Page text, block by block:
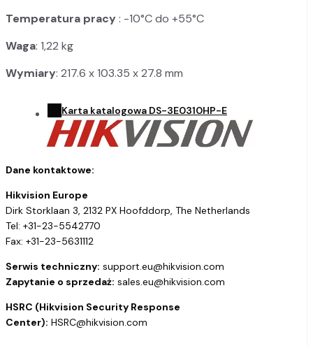
Temperatura pracy : -10°C do +55°C
Waga: 1,22 kg
Wymiary: 217.6 x 103.35 x 27.8 mm
Karta katalogowa DS-3E0310HP-E
Dane kontaktowe:
Hikvision Europe
Dirk Storklaan 3, 2132 PX Hoofddorp, The Netherlands
Tel: +31-23-5542770
Fax: +31-23-5631112
Serwis techniczny: support.eu@hikvision.com
Zapytanie o sprzedaż: sales.eu@hikvision.com
HSRC (Hikvision Security Response
Center): HSRC@hikvision.com